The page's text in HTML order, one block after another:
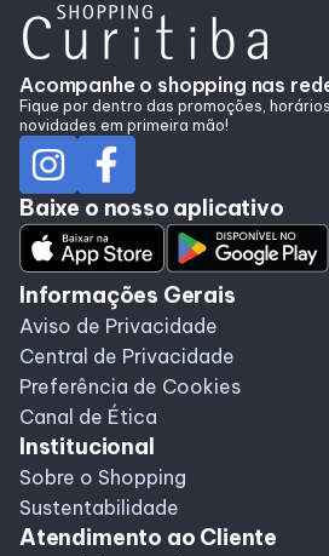
Acompanhe o shopping nas
Fique por dentro das promoções,
novidades em primeira mão!
Baixe o nosso aplicativo
Informações Gerais
Aviso de Privacidade
Central de Privacidade
Preferência de Cookies
Canal de Ética
Institucional
Sobre o Shopping
Sustentabilidade
Atendimento ao Cliente